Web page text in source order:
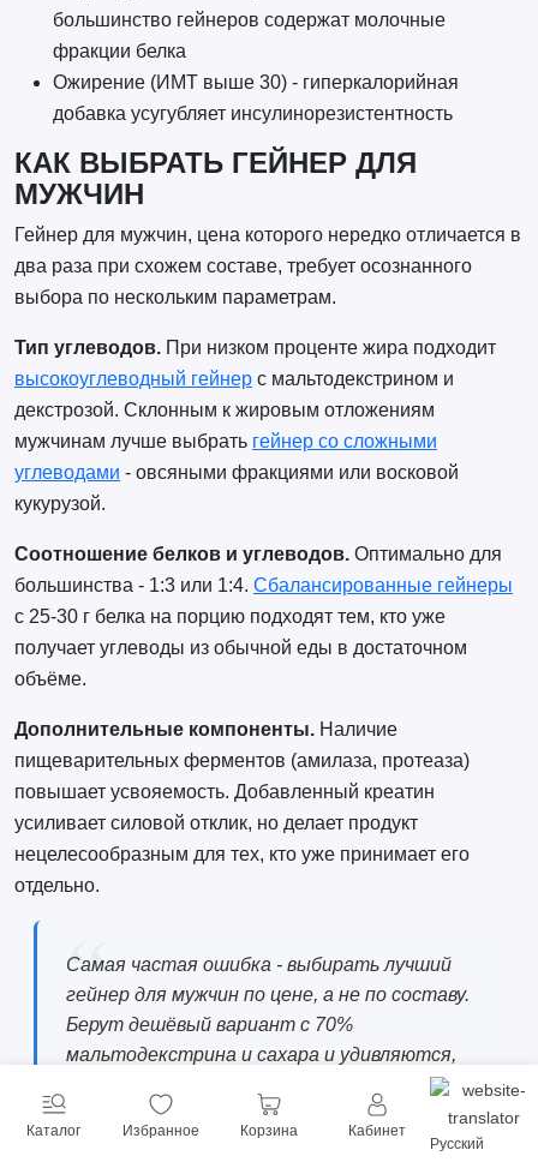
большинство гейнеров содержат молочные
фракции белка
Ожирение (ИМТ выше 30) - гиперкалорийная
добавка усугубляет инсулинорезистентность
КАК ВЫБРАТЬ ГЕЙНЕР ДЛЯ
МУЖЧИН
Гейнер для мужчин, цена которого нередко отличается в
два раза при схожем составе, требует осознанного
выбора по нескольким параметрам.
Тип углеводов.При низком проценте жира подходит
высокоуглеводный гейнерс мальтодекстрином и
декстрозой. Склонным к жировым отложениям
мужчинам лучше выбрать гейнер со сложными
углеводами - овсяными фракциями или восковой
кукурузой.
Соотношение белков и углеводов.Оптимально для
большинства - 1:3 или 1:4. Сбалансированные гейнеры
с 25-30 г белка на порцию подходят тем, кто уже
получает углеводы из обычной еды в достаточном
объёме.
Дополнительные компоненты.Наличие
пищеварительных ферментов (амилаза, протеаза)
повышает усвояемость. Добавленный креатин
усиливает силовой отклик, но делает продукт
нецелесообразным для тех, кто уже принимает его
отдельно.
Самая частая ошибка - выбирать лучший
гейнер для мужчин по цене, а не по составу.
Берут дешёвый вариант с 70%
мальтодекстрина и сахара и удивляются,
Смотрите на первые три ингредиента:
если там сахар и кукурузный сироп - это не
Каталог Избранное Корзина Кабинет
Русский